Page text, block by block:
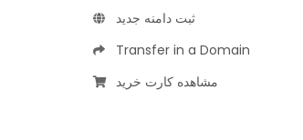
ثبت دامنه جدید
Transfer in a Domain
مشاهده کارت خرید